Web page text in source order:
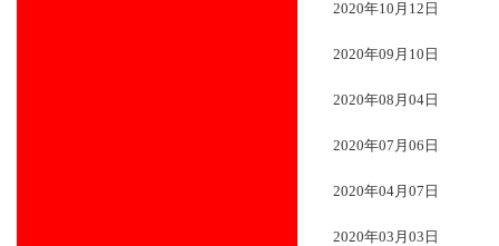
2020年10月12日
2020年09月10日
2020年08月04日
2020年07月06日
2020年04月07日
2020年03月03日